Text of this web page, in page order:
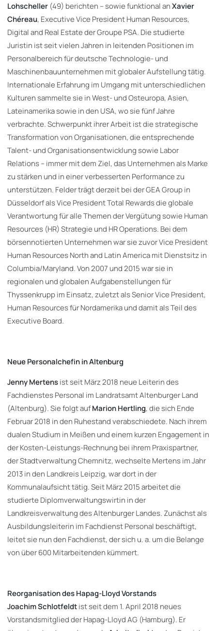
Lohscheller (49) berichten – sowie funktional anXavier
Chéreau, Executive Vice President Human Resources,
Digital and Real Estate der Groupe PSA. Die studierte
Juristin ist seit vielen Jahren in leitenden Positionen im
Personalbereich für deutsche Technologie- und
Maschinenbauunternehmen mit globaler Aufstellung tätig.
Internationale Erfahrung im Umgang mit unterschiedlichen
Kulturen sammelte sie in West- und Osteuropa, Asien,
Lateinamerika sowie in den USA, wo sie fünf Jahre
verbrachte. Schwerpunkt ihrer Arbeit ist die strategische
Transformation von Organisationen, die entsprechende
Talent- und Organisationsentwicklung sowie Labor
Relations – immer mit dem Ziel, das Unternehmen als Marke
zu stärken und in einer verbesserten Performance zu
unterstützen. Felder trägt derzeit bei der GEA Group in
Düsseldorf als Vice President Total Rewards die globale
Verantwortung für alle Themen der Vergütung sowie Human
Resources (HR) Strategie und HR Operations. Bei dem
börsennotierten Unternehmen war sie zuvor Vice President
Human Resources North and Latin America mit Dienstsitz in
Columbia/Maryland. Von 2007 und 2015 war sie in
regionalen und globalen Aufgabenstellungen für
Thyssenkrupp im Einsatz, zuletzt als Senior Vice President,
Human Resources für Nordamerika und damit als Teil des
Executive Board.
Neue Personalchefin in Altenburg
Jenny Mertensist seit März 2018 neue Leiterin des
Fachdienstes Personal im Landratsamt Altenburger Land
(Altenburg). Sie folgt aufMarion Hertling, die sich Ende
Februar 2018 in den Ruhestand verabschiedete. Nach ihrem
dualen Studium in Meißen und einem kurzen Engagement in
der Kosten-Leistungs-Rechnung bei ihrem Praxispartner,
der Stadtverwaltung Chemnitz, wechselte Mertens im Jahr
2013 in den Landkreis Leipzig, war dort in der
Kommunalaufsicht tätig. Seit März 2015 arbeitet die
studierte Diplomverwaltungswirtin in der
Landkreisverwaltung des Altenburger Landes. Zunächst als
Ausbildungsleiterin im Fachdienst Personal beschäftigt,
leitet sie nun den Fachdienst, der sich u. a. um die Belange
von über 600 Mitarbeitenden kümmert.
Reorganisation des Hapag-Lloyd Vorstands
Joachim Schlotfeldtist seit dem 1. April 2018 neues
Vorstandsmitglied der Hapag-Lloyd AG (Hamburg). Er